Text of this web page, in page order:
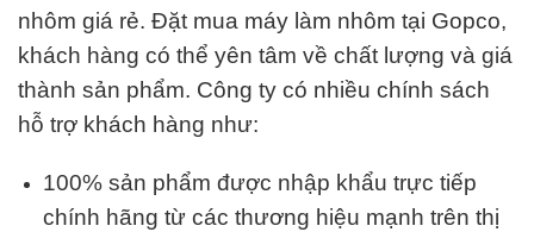
nhôm giá rẻ. Đặt mua máy làm nhôm tại Gopco,
khách hàng có thể yên tâm về chất lượng và giá
thành sản phẩm. Công ty có nhiều chính sách
hỗ trợ khách hàng như:
100% sản phẩm được nhập khẩu trực tiếp
chính hãng từ các thương hiệu mạnh trên thị